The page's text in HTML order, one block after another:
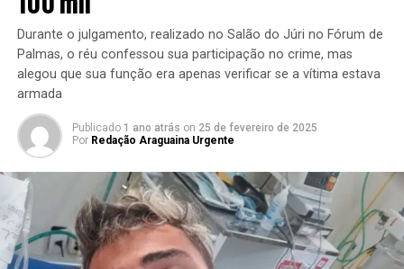
Durante o julgamento, realizado no Salão do Júri no Fórum de
Palmas, o réu confessou sua participação no crime, mas
alegou que sua função era apenas verificar se a vítima estava
armada
Publicado 1 ano atrás on 25 de fevereiro de 2025
Por Redação Araguaina Urgente